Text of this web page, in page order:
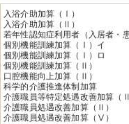
入浴介助加算（Ⅰ）
入浴介助加算（Ⅱ）
若年性認知症利用者（入居者・
個別機能訓練加算（Ⅰ）イ
個別機能訓練加算（Ⅰ）ロ
個別機能訓練加算（Ⅱ）
口腔機能向上加算（Ⅱ）
科学的介護推進体制加算
介護職員等特定処遇改善加算（Ⅱ
介護職員処遇改善加算（Ⅱ）
介護職員処遇改善加算（Ⅴ）